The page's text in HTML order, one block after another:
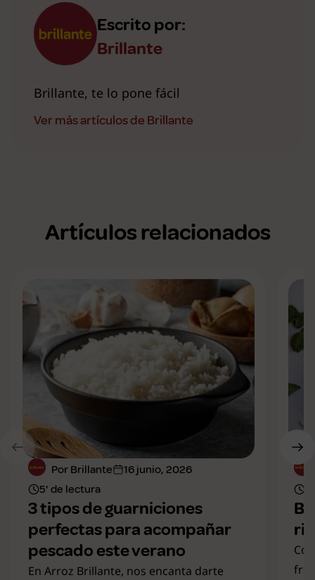
Escrito por:
Brillante
Brillante, te lo pone fácil
Ver más artículos de Brillante
Artículos relacionados
Por Brillante
16 junio, 2026
5' de lectura
3 tipos de guarniciones
perfectas para acompañar
pescado este verano
En Arroz Brillante, nos encanta darte